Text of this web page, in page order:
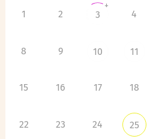
1 2 3
+
4
8 9 10 11
15 16 17 18
22 23 24 25